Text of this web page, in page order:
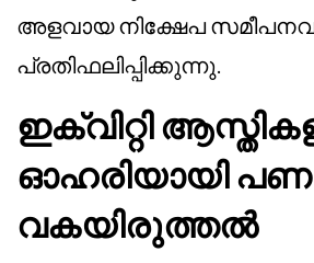
അളവായ നിക്ഷേപ
പ്രതിഫലിപ്പിക്കുന്നു.
ഇക്വിറ്റി
ഓഹരിയായി പണ
വകയിരുത്തൽ